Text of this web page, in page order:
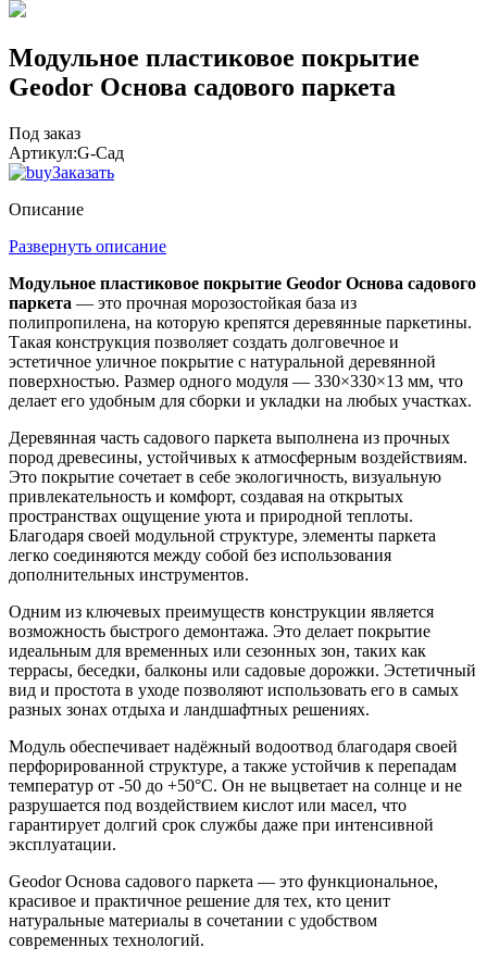
Модульное пластиковое покрытие
Geodor Основа садового паркета
Под заказ
Артикул:G-Сад
Заказать
Описание
Развернуть описание
Модульное пластиковое покрытие Geodor Основа садового
паркета — это прочная морозостойкая база из
полипропилена, на которую крепятся деревянные паркетины.
Такая конструкция позволяет создать долговечное и
эстетичное уличное покрытие с натуральной деревянной
поверхностью. Размер одного модуля — 330×330×13 мм, что
делает его удобным для сборки и укладки на любых участках.
Деревянная часть садового паркета выполнена из прочных
пород древесины, устойчивых к атмосферным воздействиям.
Это покрытие сочетает в себе экологичность, визуальную
привлекательность и комфорт, создавая на открытых
пространствах ощущение уюта и природной теплоты.
Благодаря своей модульной структуре, элементы паркета
легко соединяются между собой без использования
дополнительных инструментов.
Одним из ключевых преимуществ конструкции является
возможность быстрого демонтажа. Это делает покрытие
идеальным для временных или сезонных зон, таких как
террасы, беседки, балконы или садовые дорожки. Эстетичный
вид и простота в уходе позволяют использовать его в самых
разных зонах отдыха и ландшафтных решениях.
Модуль обеспечивает надёжный водоотвод благодаря своей
перфорированной структуре, а также устойчив к перепадам
температур от -50 до +50°C. Он не выцветает на солнце и не
разрушается под воздействием кислот или масел, что
гарантирует долгий срок службы даже при интенсивной
эксплуатации.
Geodor Основа садового паркета — это функциональное,
красивое и практичное решение для тех, кто ценит
натуральные материалы в сочетании с удобством
современных технологий.